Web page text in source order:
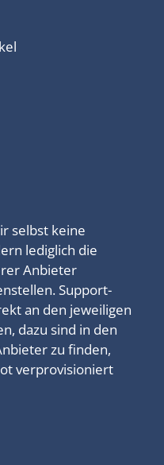
selbst keine
lediglich die
Anbieter
Support-
an den jeweiligen
dazu sind in den
zu finden,
verprovisioniert